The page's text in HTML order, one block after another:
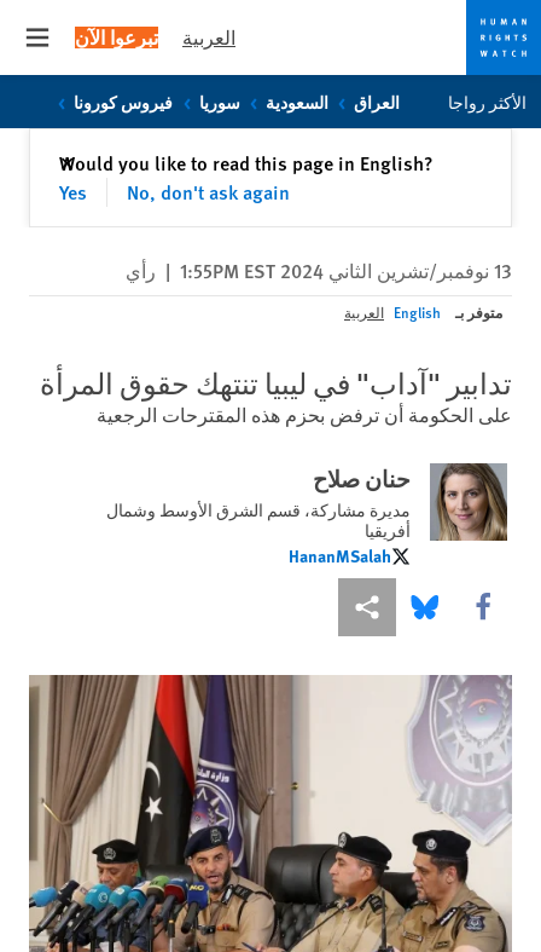
Skip
to
Skip
to
العربية تبرعوا الآن
الأكثر رواجا العراق السعودية سوريا فيروس كورونا
Would you like to read this page in English?
Yes
No, don't ask again
✕إغلاق
13 نوفمبر/تشرين الثاني 2024 1:55PM EST | رأي
متوفر بـ English العربية
تدابير "آداب" في ليبيا تنتهك حقوق المرأة
على الحكومة أن ترفض بحزم هذه المقترحات الرجعية
حنان صلاح
مديرة مشاركة، قسم الشرق الأوسط وشمال
أفريقيا
HananMSalah
HananMSalah
Share this via Facebook
Share this via Bluesky
Share this via مشاركة